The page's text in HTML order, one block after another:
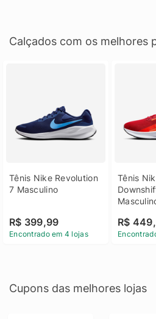
Calçados com os melhores
Tênis Nike Revolution
7 Masculino
R$ 399,99
Encontrado em 4 lojas
Tênis
R$
Cupons das melhores lojas